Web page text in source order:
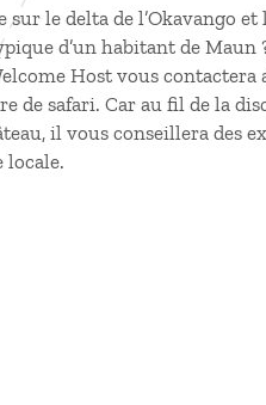
le delta de l’Okavango
d’un habitant de Maun
Host vous
de safari. Car au fil de la
il vous conseillera des
locale.